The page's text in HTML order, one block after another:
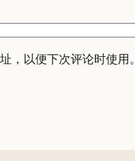
，以便下次评论时使用。